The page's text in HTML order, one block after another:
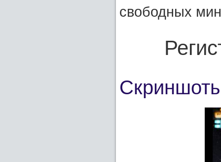
свободных